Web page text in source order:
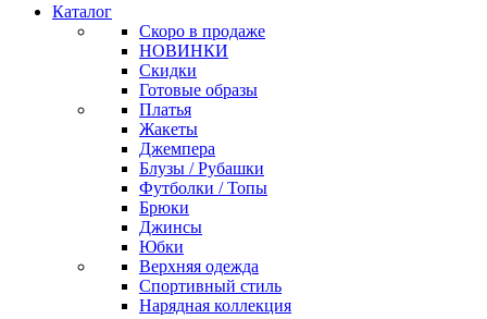
Каталог
Скоро в продаже
НОВИНКИ
Скидки
Готовые образы
Платья
Жакеты
Джемпера
Блузы / Рубашки
Футболки / Топы
Брюки
Джинсы
Юбки
Верхняя одежда
Спортивный стиль
Нарядная коллекция